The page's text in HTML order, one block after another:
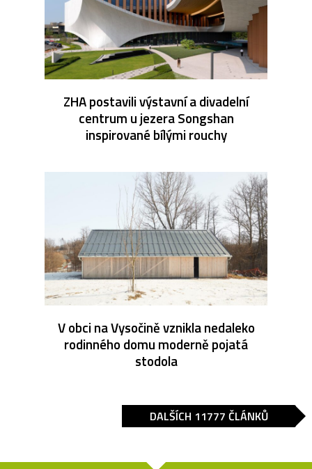
ZHA postavili výstavní a divadelní
centrum u jezera Songshan
inspirované bílými rouchy
V obci na Vysočině vznikla nedaleko
rodinného domu moderně pojatá
stodola
DALŠÍCH 11777 ČLÁNKŮ